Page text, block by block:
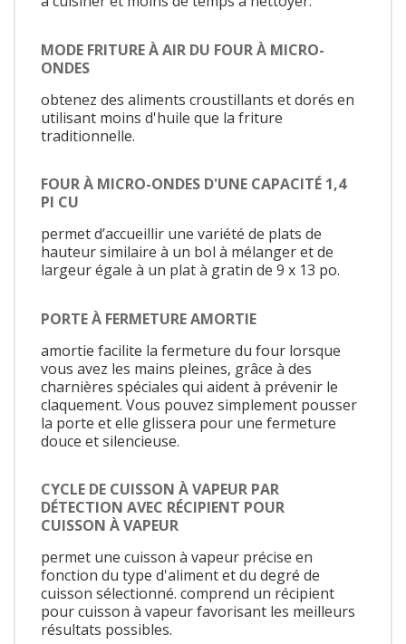
MODE FRITURE À AIR DU FOUR À MICRO-
ONDES
obtenez des aliments croustillants et dorés en
utilisant moins d'huile que la friture
traditionnelle.
FOUR À MICRO-ONDES D'UNE CAPACITÉ 1,4
PI CU
permet d’accueillir une variété de plats de
hauteur similaire à un bol à mélanger et de
largeur égale à un plat à gratin de 9 x 13 po.
PORTE À FERMETURE AMORTIE
amortie facilite la fermeture du four lorsque
vous avez les mains pleines, grâce à des
charnières spéciales qui aident à prévenir le
claquement. Vous pouvez simplement pousser
la porte et elle glissera pour une fermeture
douce et silencieuse.
CYCLE DE CUISSON À VAPEUR PAR
DÉTECTION AVEC RÉCIPIENT POUR
CUISSON À VAPEUR
permet une cuisson à vapeur précise en
fonction du type d'aliment et du degré de
cuisson sélectionné. comprend un récipient
pour cuisson à vapeur favorisant les meilleurs
résultats possibles.